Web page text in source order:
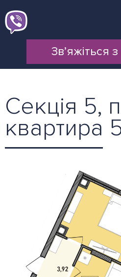
Зв’яжіться
Секція 5,
квартира